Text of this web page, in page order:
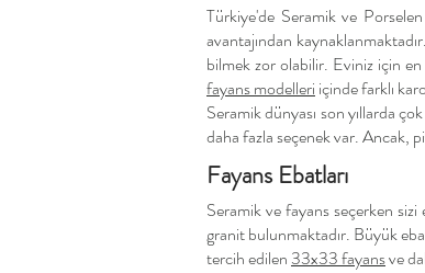
Türkiye'de Seramik ve
avantajından
bilmek zor olabilir. Eviniz için en
fayans modelleri içinde farklı
Seramik dünyası son yıllarda
daha fazla seçenek var. Ancak,
Fayans Ebatları
Seramik ve fayans seçerken
granit bulunmaktadır. Büyük
tercih edilen 33x33 fayansve